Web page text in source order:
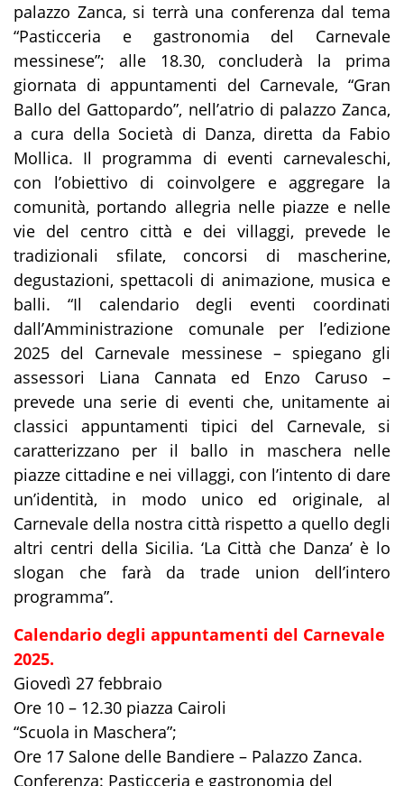
palazzo Zanca, si terrà una conferenza dal tema
“Pasticceria e gastronomia del Carnevale
messinese”; alle 18.30, concluderà la prima
giornata di appuntamenti del Carnevale, “Gran
Ballo del Gattopardo”, nell’atrio di palazzo Zanca,
a cura della Società di Danza, diretta da Fabio
Mollica. Il programma di eventi carnevaleschi,
con l’obiettivo di coinvolgere e aggregare la
comunità, portando allegria nelle piazze e nelle
vie del centro città e dei villaggi, prevede le
tradizionali sfilate, concorsi di mascherine,
degustazioni, spettacoli di animazione, musica e
balli. “Il calendario degli eventi coordinati
dall’Amministrazione comunale per l’edizione
2025 del Carnevale messinese – spiegano gli
assessori Liana Cannata ed Enzo Caruso –
prevede una serie di eventi che, unitamente ai
classici appuntamenti tipici del Carnevale, si
caratterizzano per il ballo in maschera nelle
piazze cittadine e nei villaggi, con l’intento di dare
un’identità, in modo unico ed originale, al
Carnevale della nostra città rispetto a quello degli
altri centri della Sicilia. ‘La Città che Danza’ è lo
slogan che farà da trade union dell’intero
programma”.
Calendario degli appuntamenti del Carnevale
2025.
Giovedì 27 febbraio
Ore 10 – 12.30 piazza Cairoli
“Scuola in Maschera”;
Ore 17 Salone delle Bandiere – Palazzo Zanca.
Conferenza: Pasticceria e gastronomia del